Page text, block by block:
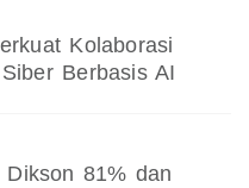
Kolaborasi
Berbasis AI
Dikson 81% dan